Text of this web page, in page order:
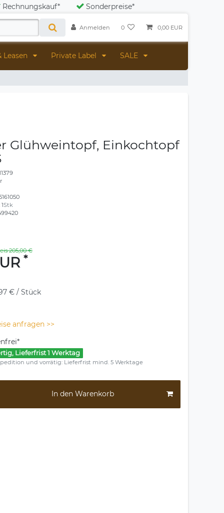
Rechnungskauf* Sonderpreise*
Anmelden 0 0,00 EUR
Leasen Private Label SALE
Glühweintopf, Einkochtopf
1Stk
205,00 €
*
€ / Stück
anfragen >>
Lieferfrist 1 Werktag
und vorrätig: Lieferfrist mind. 5 Werktage
In den Warenkorb